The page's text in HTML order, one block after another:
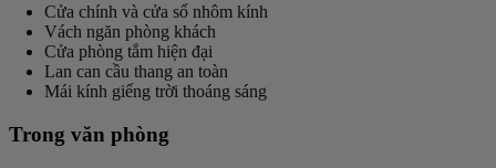
Cửa chính và cửa sổ nhôm kính
Vách ngăn phòng khách
Cửa phòng tắm hiện đại
Lan can cầu thang an toàn
Mái kính giếng trời thoáng sáng
Trong văn phòng